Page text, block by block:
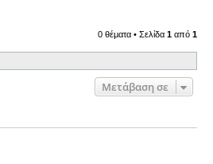
0 θέματα • Σελίδα 1 από 1
Μετάβαση σε